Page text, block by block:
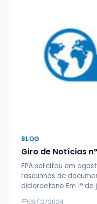
BLOG
Giro de Notícias
EPA solicitou em
rascunhos de
dicloroetano Em 1º de
06/12/2024